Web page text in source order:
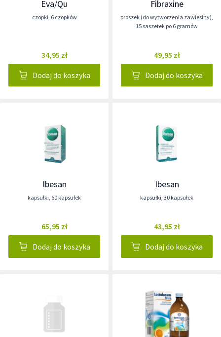
Eva/Qu
czopki, 6 czopków
34,95 zł
Dodaj do koszyka
Fibraxine
proszek (do wytworzenia zawiesiny),
15 saszetek po 6 gramów
49,95 zł
Dodaj do koszyka
Ibesan
kapsułki, 60 kapsułek
65,95 zł
Dodaj do koszyka
Ibesan
kapsułki, 30 kapsułek
43,95 zł
Dodaj do koszyka